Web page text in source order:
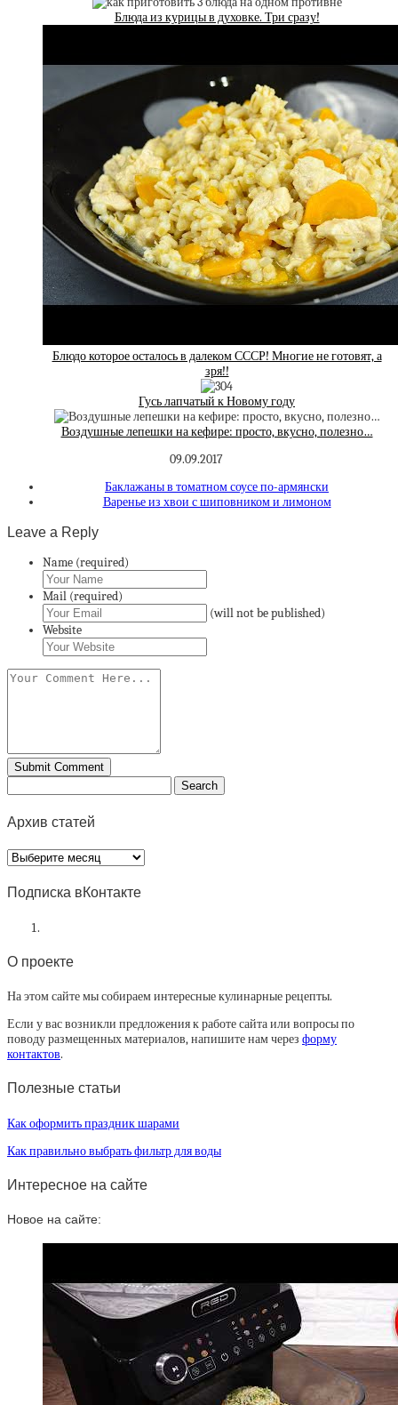
Блюда из курицы в духовке. Три сразу!
Блюдо которое осталось в далеком СССР! Многие не готовят, а
зря!!
Гусь лапчатый к Новому году
Воздушные лепешки на кефире: просто, вкусно, полезно…
09.09.2017
Баклажаны в томатном соусе по-армянски
Варенье из хвои с шиповником и лимоном
Leave a Reply
Name (required)
Mail (required)
(will not be published)
Website
Архив статей
Архив
статей
Подписка вКонтакте
О проекте
На этом сайте мы собираем интересные кулинарные рецепты.
Если у вас возникли предложения к работе сайта или вопросы по
поводу размещенных материалов, напишите нам через форму
контактов.
Полезные статьи
Как оформить праздник шарами
Как правильно выбрать фильтр для воды
Интересное на сайте
Новое на сайте: